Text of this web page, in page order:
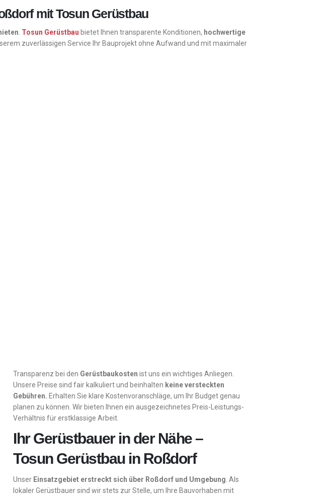
mit Tosun Gerüstbau
Tosun Gerüstbau bietet Ihnen transparente Konditionen, hochwertige
zuverlässigen Service Ihr Bauprojekt ohne Aufwand und mit maximaler
Transparenz bei den Gerüstbaukosten ist uns ein wichtiges Anliegen.
Unsere Preise sind fair kalkuliert und beinhalten keine versteckten
Gebühren. Erhalten Sie klare Kostenvoranschläge, um Ihr Budget genau
planen zu können. Wir bieten Ihnen ein ausgezeichnetes Preis-Leistungs-
Verhältnis für erstklassige Arbeit.
Ihr Gerüstbauer in der Nähe –
Tosun Gerüstbau in Roßdorf
Unser Einsatzgebiet erstreckt sich über Roßdorf und Umgebung . Als
lokaler Gerüstbauer sind wir stets zur Stelle, um Ihre Bauvorhaben mit